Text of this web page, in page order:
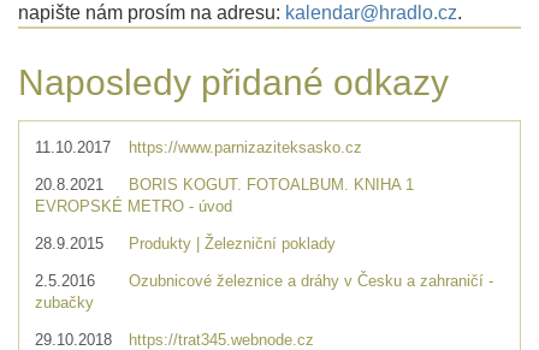
napište nám prosím na adresu: kalendar@hradlo.cz.
Naposledy přidané odkazy
11.10.2017 https://www.parnizaziteksasko.cz
20.8.2021
BORIS KOGUT. FOTOALBUM. KNIHA 1
EVROPSKÉ METRO - úvod
28.9.2015 Produkty | Železniční poklady
2.5.2016
Ozubnicové železnice a dráhy v Česku a zahraničí -
zubačky
29.10.2018 https://trat345.webnode.cz